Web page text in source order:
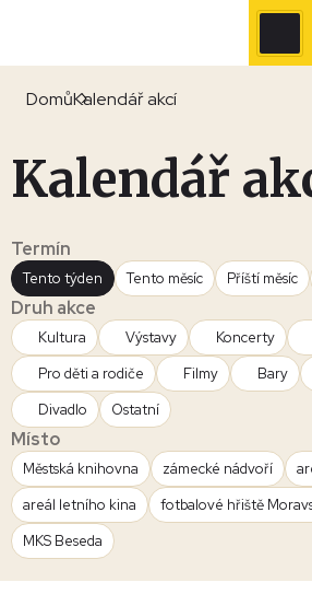
DomůKalendář akcí
Kalendář
Termín
Tento týden Tento měsíc Příští měsíc
Druh akce
Kultura Výstavy Koncerty
Pro děti a rodiče
Filmy Bary
Divadlo
Ostatní
Místo
Městská knihovna zámecké nádvoří
areál letního kina
fotbalové hřiště
MKS Beseda